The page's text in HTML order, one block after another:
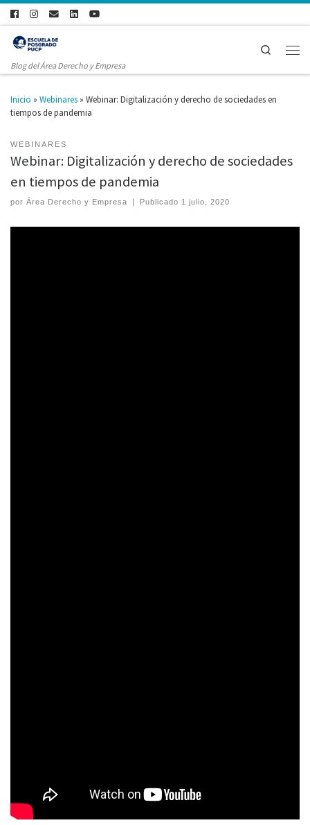
Blog del Área Derecho y Empresa
Search
Inicio » Webinares » Webinar: Digitalización y derecho de sociedades en
tiempos de pandemia
WEBINARES
Webinar: Digitalización y derecho de sociedades
en tiempos de pandemia
por Área Derecho y Empresa | Publicado 1 julio, 2020